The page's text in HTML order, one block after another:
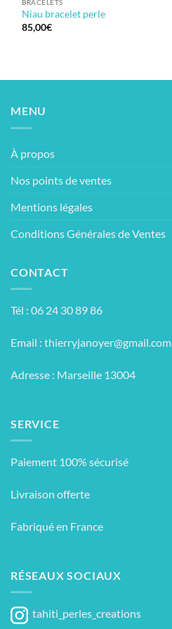
BRACELETS
Niau bracelet perle
85,00€
MENU
À propos
Nos points de ventes
Mentions légales
Conditions Générales de Ventes
CONTACT
Tél : 06 24 30 89 86
Email : thierryjanoyer@gmail.com
Adresse : Marseille 13004
SERVICE
Paiement 100% sécurisé
Livraison offerte
Fabriqué en France
RÉSEAUX SOCIAUX
tahiti_perles_creations